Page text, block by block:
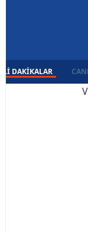
DAKIKALAR